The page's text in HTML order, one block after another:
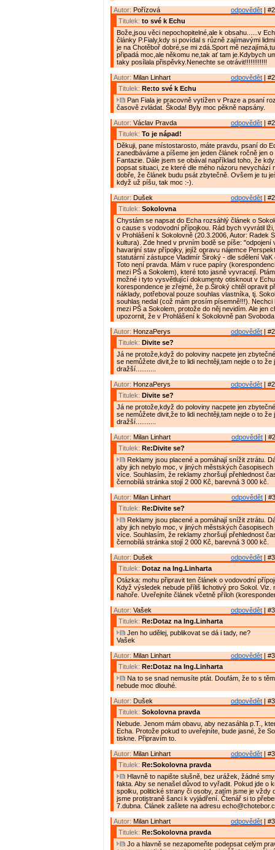
odpovědět |
Autor: Pořízová
Titulek: to své k Echu
Bože,jsou věci nepochopitelné,ale k obsahu......v
články P.Fialy,kdy si povídal s různě zajímavými
je na Chotěboř dobré,se mi zdá.Sport mě
připadá moc,ale někomu ne,tak ať tam je.Kdybych
taky posílala přispěvky.Nenechte se otrávit!!!!!!!!!!!!
odpovědět |
Autor: Milan Linhart
Titulek: Re:to své k Echu
Pan Fiala je pracovně vytížen v Praze a psaní
časově zvládat. Škoda! Byly moc pěkně napsány.
odpovědět |
Autor: Václav Pravda
Titulek: To je nápad!
Děkuji, pane místostarosto, máte pravdu, psaní do
zanedbáváme a píšeme jen jeden článek ročně jen o
Fantazie. Dále jsem se obával například toho, že
popsat situaci, ze které dle mého názoru nevychází
dobře, že článek budu psát zbytečně. Ovšem je tu
když už píšu, tak moc :-).
odpovědět |
Autor: Dušek
Titulek: Sokolovna
Chystám se napsat do Echa rozsáhlý článek o
o cause s vodovodní přípojkou. Rád bych vyvrátil
v Prohlášení k Sokolovně (20.3.2006, Autor: Radek
kultura). Zde hned v prvním bodě se píše: "odpojení
havarijní stav přípojky, jejíž opravu nájemce
statutární zástupce Vladimír Široký - dle sdělení VaK
Toto není pravda. Mám v ruce papíry
mezi PŠ a Sokolem), které toto jasně vyvracejí.
možné i tyto vysvětlující dokumenty otisknout v
korespondence je zřejmé, že p.Široký chtěl opravit
náklady, potřeboval pouze souhlas vlastníka, tj.
souhlas nedal (což mám prosím písemně!!!). Nechci
mezi PŠ a Sokolem, protože do něj nevidím. Ale jen
upozornit, že v Prohlášení k Sokolovně pan
odpovědět |
Autor: HonzaPerys
Titulek: Divite se?
Já ne protože,když do poloviny nacpete jen
se nemůžete divit,že to lidi nechtěji,tam nejde o to že
dražší...........
odpovědět |
Autor: HonzaPerys
Titulek: Divite se?
Já ne protože,když do poloviny nacpete jen
se nemůžete divit,že to lidi nechtěji,tam nejde o to že
dražší...........
odpovědět |
Autor: Milan Linhart
Titulek: Re:Divite se?
Reklamy jsou placené a pomáhají snížit ztrátu.
aby jich nebylo moc, v jiných městských časopisech
více. Souhlasím, že reklamy zhoršují přehlednost
černobílá stránka stojí 2 000 Kč, barevná 3 000 kč.
odpovědět |
Autor: Milan Linhart
Titulek: Re:Divite se?
Reklamy jsou placené a pomáhají snížit ztrátu.
aby jich nebylo moc, v jiných městských časopisech
více. Souhlasím, že reklamy zhoršují přehlednost
černobílá stránka stojí 2 000 Kč, barevná 3 000 kč.
odpovědět |
Autor: Dušek
Titulek: Dotaz na Ing.Linharta
Otázka: mohu připravit ten článek o vodovodní
Když výsledek nebude příliš lichotivý pro Sokol. Viz.
nahoře. Uveřejníte článek včetně příloh
odpovědět |
Autor: Vašek
Titulek: Re:Dotaz na Ing.Linharta
Jen ho udělej, publikovat se dá i tady, ne?
Vašek
odpovědět |
Autor: Milan Linhart
Titulek: Re:Dotaz na Ing.Linharta
Na to se snad nemusíte ptát. Doufám, že to s
nebude moc dlouhé.
odpovědět |
Autor: Dušek
Titulek: Sokolovna pravda
Nebude. Jenom mám obavu, aby nezasáhla p.T.,
Echa. Protože pokud to uveřejníte, bude jasné, že
tiskne. Připravím to.
odpovědět |
Autor: Milan Linhart
Titulek: Re:Sokolovna pravda
Hlavně to napište slušně, bez urážek, žádné
fakta. Aby se nenašel důvod to vyřadit. Pokud jde o
spolku, politické strany či osoby, zatím jsme je vždy
jsme protistraně šanci k vyjádření. Čtenář si to
7.dubna. Článek zašlete na adresu
odpovědět |
Autor: Milan Linhart
Titulek: Re:Sokolovna pravda
Jo a hlavně se nezapomeňte podepsat celým